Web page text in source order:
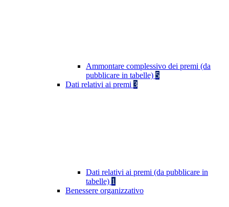
Ammontare complessivo dei premi (da
pubblicare in tabelle) 5
Dati relativi ai premi 3
Dati relativi ai premi (da pubblicare in
tabelle) 1
Benessere organizzativo